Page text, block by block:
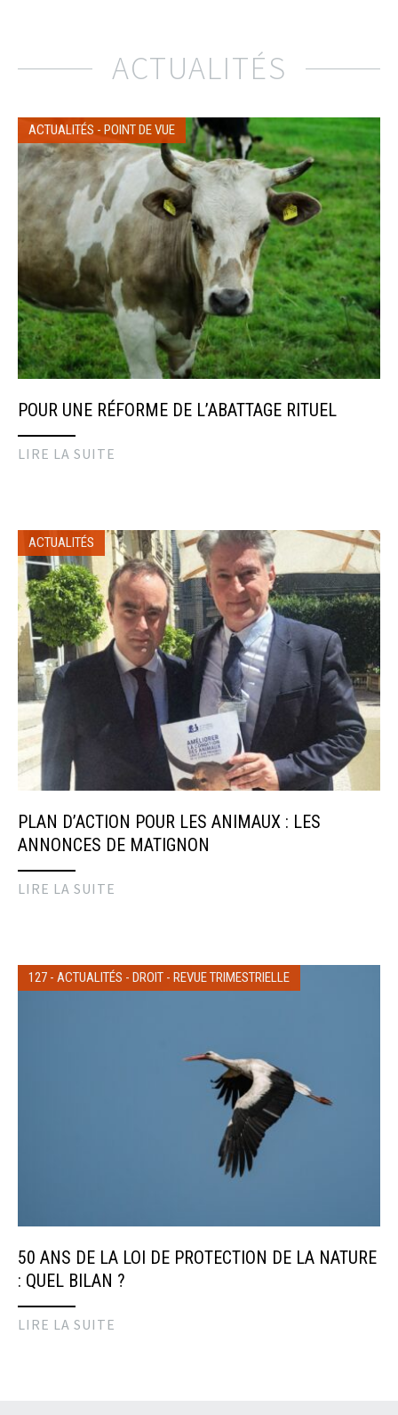
ACTUALITÉS
ACTUALITÉS - POINT DE VUE
POUR UNE RÉFORME DE L’ABATTAGE RITUEL
LIRE LA SUITE
ACTUALITÉS
PLAN D’ACTION POUR LES ANIMAUX : LES
ANNONCES DE MATIGNON
LIRE LA SUITE
127 - ACTUALITÉS - DROIT - REVUE TRIMESTRIELLE
50 ANS DE LA LOI DE PROTECTION DE LA NATURE
: QUEL BILAN ?
LIRE LA SUITE